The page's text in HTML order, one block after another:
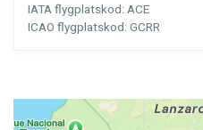
IATA flygplatskod:ACE
ICAO flygplatskod:GCRR